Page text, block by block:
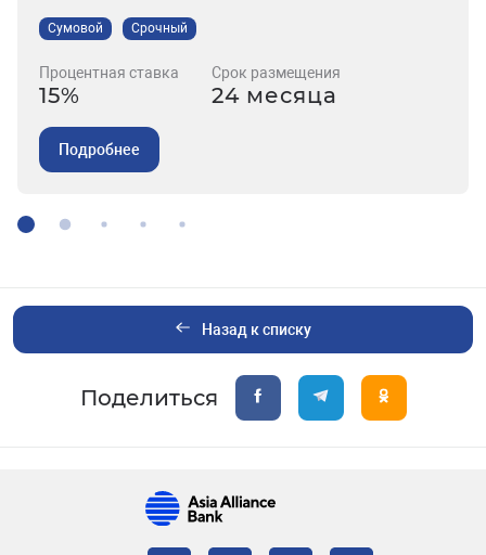
Сумовой Срочный
Процентная ставка
15%
Срок размещения
24 месяца
Подробнее
Назад к списку
Поделиться